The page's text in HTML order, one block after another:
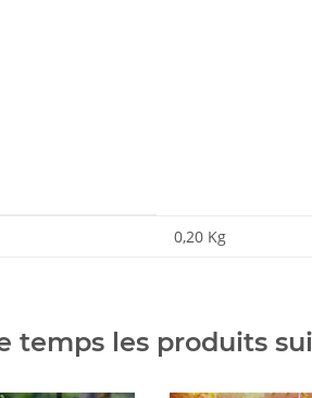
0,20 Kg
temps les produits